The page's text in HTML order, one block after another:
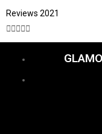
Reviews 2021
